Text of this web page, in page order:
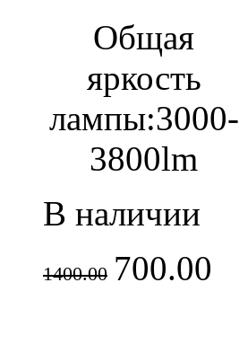
Общая
яркость
лампы:3000-
3800lm
В наличии
1400.00 700.00